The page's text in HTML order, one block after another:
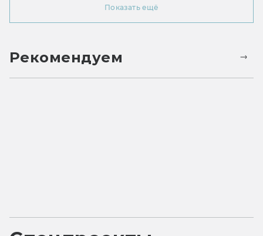
Показать ещё
Рекомендуем